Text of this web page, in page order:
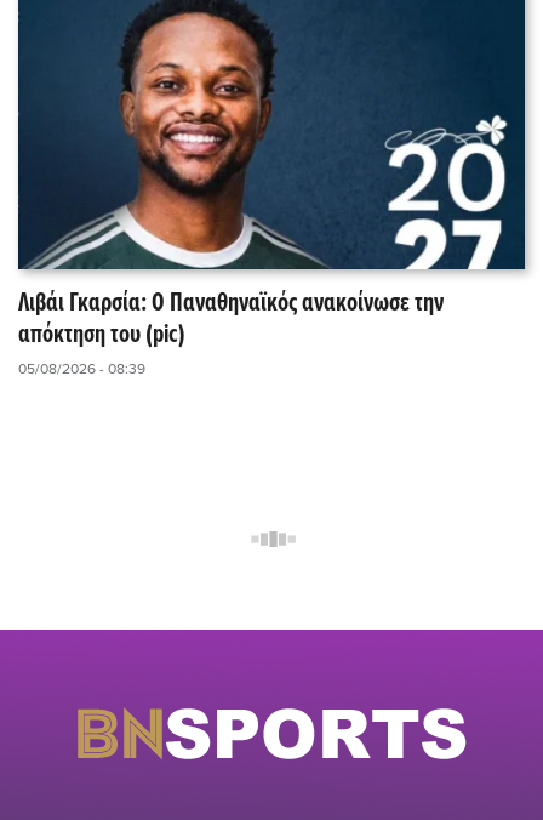
Λιβάι Γκαρσία: O Παναθηναϊκός ανακοίνωσε την
απόκτηση του (pic)
05/08/2026 - 08:39